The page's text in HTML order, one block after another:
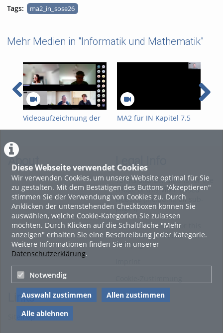
Diese Webseite verwendet Cookies
Wir verwenden Cookies, um unsere Website optimal für Sie
zu gestalten. Mit dem Bestätigen des Buttons "Akzeptieren"
stimmen Sie der Verwendung von Cookies zu. Durch
Anklicken der untenstehenden Checkboxen können Sie
auswählen, welche Cookie-Kategorien Sie zulassen
möchten. Durch Klicken auf die Schaltfläche "Mehr
anzeigen" erhalten Sie eine Beschreibung jeder Kategorie.
Weitere Informationen finden Sie in unserer
Datenschutzerklärung.
Notwendig
Auswahl zustimmen
Allen zustimmen
Alle ablehnen
Tags:
ma2_in_sose26
Mehr Medien in "Informatik und Mathematik"
Videoaufzeichnung der
FWPM-
MA2 für IN Kapitel 7.5
Mehrdimensionale
About Legal Info
Terms and Conditions for the
Usage of this ViMP based
website (including all sub-
pages)
Privacy Statement for this
ViMP based Website incl.
Sub-pages
Links
Sitemap